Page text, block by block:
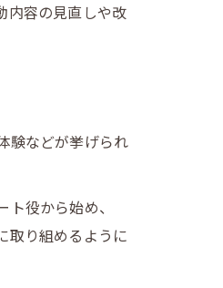
内容の見直しや改
験などが挙げられ
役から始め、
取り組めるように